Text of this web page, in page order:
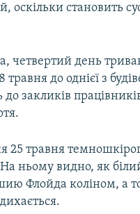
оскільки становить
четвертий день
до однієї з
закликів
25 травня
ньому видно, як
Флойда коліном, а